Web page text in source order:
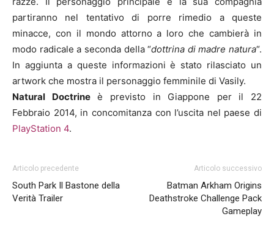
partiranno nel tentativo di porre rimedio a queste
minacce, con il mondo attorno a loro che cambierà in
modo radicale a seconda della “dottrina di madre natura“.
In aggiunta a queste informazioni è stato rilasciato un
artwork che mostra il personaggio femminile di Vasily.
Natural Doctrineè previsto in Giappone per il 22
Febbraio 2014, in concomitanza con l’uscita nel paese di
PlayStation 4.
Articolo precedente
South Park Il Bastone della
Verità Trailer
Articolo successivo
Batman Arkham Origins
Deathstroke Challenge Pack
Gameplay